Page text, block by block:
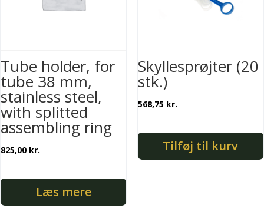
Tube holder, for
tube 38 mm,
stainless steel,
with splitted
assembling ring
825,00 kr.
Læs mere
Skyllesprøjter (20
stk.)
568,75 kr.
Tilføj til kurv